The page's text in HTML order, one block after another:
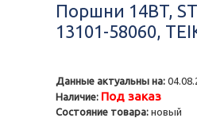
Поршни 14BT,
13101-58060,
Данные актуальны на:
Наличие: Под заказ
Состояние товара: новый